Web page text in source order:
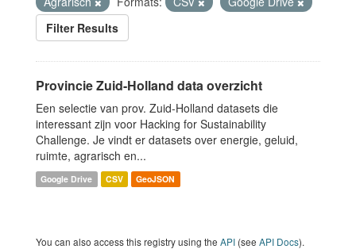
Filter Results
Provincie Zuid-Holland data overzicht
Een selectie van prov. Zuid-Holland datasets die
interessant zijn voor Hacking for Sustainability
Challenge. Je vindt er datasets over energie, geluid,
ruimte, agrarisch en...
Google Drive CSV GeoJSON
You can also access this registry using the API (see API Docs).